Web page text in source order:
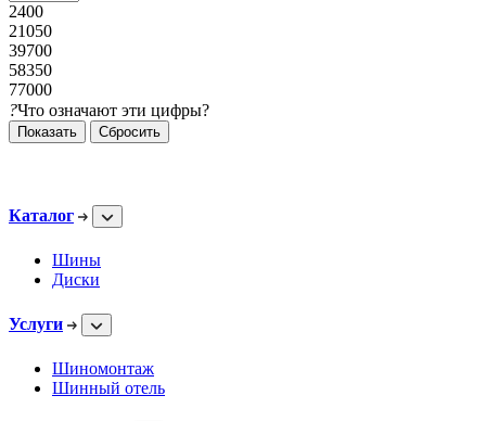
2400
21050
39700
58350
77000
?Что означают эти цифры?
Сбросить
Каталог
Шины
Диски
Услуги
Шиномонтаж
Шинный отель